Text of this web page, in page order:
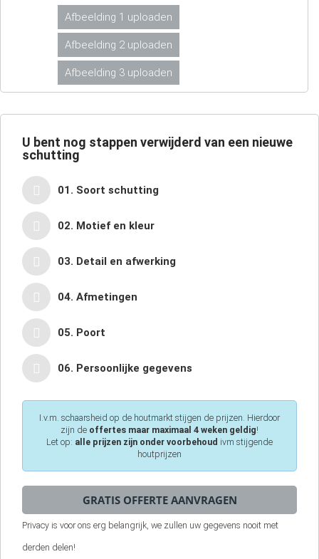
Afbeelding 1 uploaden
Afbeelding 2 uploaden
Afbeelding 3 uploaden
U bent nog stappen verwijderd van een nieuwe
schutting
01. Soort schutting
02. Motief en kleur
03. Detail en afwerking
04. Afmetingen
05. Poort
06. Persoonlijke gegevens
I.v.m. schaarsheid op de houtmarkt stijgen de prijzen. Hierdoor
zijn de offertes maar maximaal 4 weken geldig!
Let op: alle prijzen zijn onder voorbehoud ivm stijgende
houtprijzen
Privacy is voor ons erg belangrijk, we zullen uw gegevens nooit met
derden delen!